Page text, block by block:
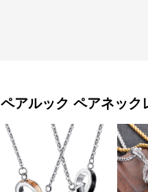
ペアルック ペアネック